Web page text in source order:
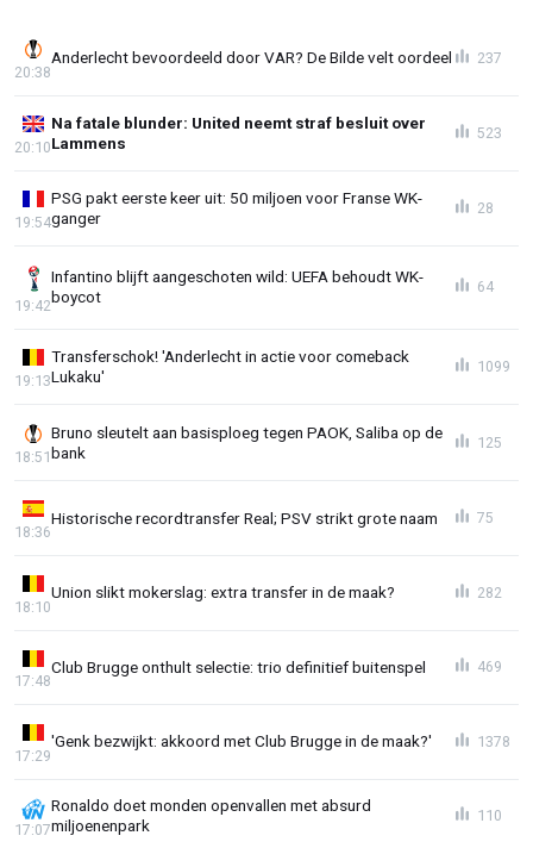
Anderlecht bevoordeeld door VAR? De Bilde velt oordeel
20:38
237
Na fatale blunder: United neemt straf besluit over
Lammens
20:10
523
PSG pakt eerste keer uit: 50 miljoen voor Franse WK-
ganger
19:54
28
Infantino blijft aangeschoten wild: UEFA behoudt WK-
boycot
19:42
64
Transferschok! 'Anderlecht in actie voor comeback
Lukaku'
19:13
1099
Bruno sleutelt aan basisploeg tegen PAOK, Saliba op de
bank
18:51
125
Historische recordtransfer Real; PSV strikt grote naam
18:36
75
Union slikt mokerslag: extra transfer in de maak?
18:10
282
Club Brugge onthult selectie: trio definitief buitenspel
17:48
469
'Genk bezwijkt: akkoord met Club Brugge in de maak?'
17:29
1378
Ronaldo doet monden openvallen met absurd
miljoenenpark
17:07
110